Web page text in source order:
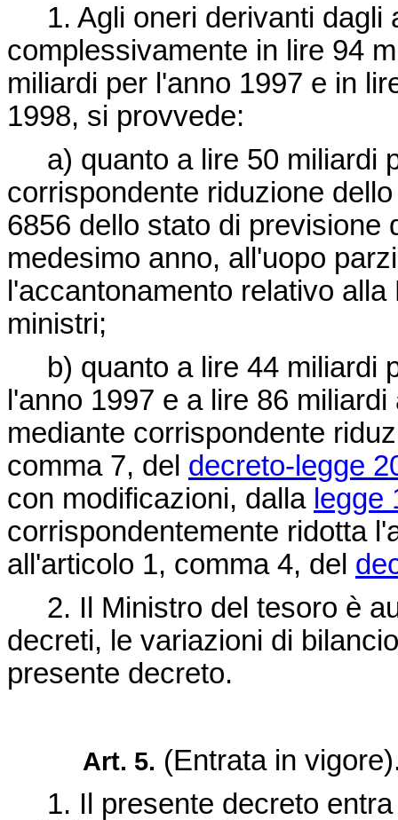
1. Agli oneri derivanti dagli
complessivamente in lire 94
miliardi per l'anno 1997 e in
1998, si provvede:
a) quanto a lire 50 miliardi
corrispondente riduzione
6856 dello stato di previsione
medesimo anno, all'uopo
l'accantonamento relativo
ministri;
b) quanto a lire 44 miliardi
l'anno 1997 e a lire 86
mediante corrispondente
comma 7, del decreto-legge
con modificazioni, dalla legge
corrispondentemente ridotta
all'articolo 1, comma 4, del
2. Il Ministro del tesoro è
decreti, le variazioni di
presente decreto.
Art. 5. (Entrata in
1. Il presente decreto entra